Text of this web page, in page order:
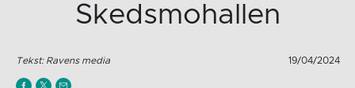
Skedsmohallen
Tekst: Ravens media 19/04/2024